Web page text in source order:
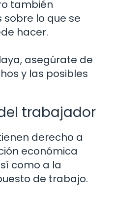
también
lo que se
hacer.
asegúrate de
y las posibles
trabajador
derecho a
económica
como a la
de trabajo.